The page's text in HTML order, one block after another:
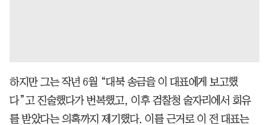
하지만 그는 작년 6월 “대북 송금을 이 대표에게 보고했
다”고 진술했다가 번복했고, 이후 검찰청 술자리에서 회유
를 받았다는 의혹까지 제기했다. 이를 근거로 이 전 대표는